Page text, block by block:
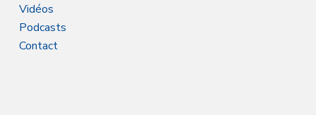
Vidéos
Podcasts
Contact